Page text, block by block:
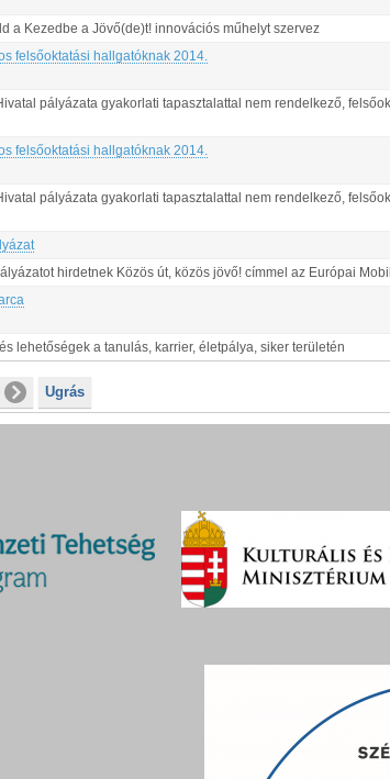
a Kezedbe a Jövő(de)t! innovációs műhelyt szervez
felsőoktatási hallgatóknak 2014.
pályázata gyakorlati tapasztalattal nem rendelkező,
felsőoktatási hallgatóknak 2014.
pályázata gyakorlati tapasztalattal nem rendelkező,
hirdetnek Közös út, közös jövő! címmel az Európai
lehetőségek a tanulás, karrier, életpálya, siker területén
Ugrás